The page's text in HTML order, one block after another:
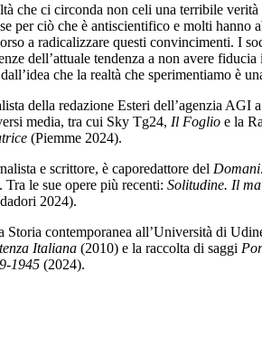
che ci circonda non celi una terribile
per ciò che è antiscientifico e molti
a radicalizzare questi convincimenti. I
dell’attuale tendenza a non avere
che la realtà che sperimentiamo è
della redazione Esteri dell’agenzia AGI
media, tra cui Sky Tg24, Il Foglio e la
(Piemme 2024).
e scrittore, è caporedattore del Domani
. Tra le sue opere più recenti: Solitudine. Il
2024).
Storia contemporanea all’Università di
Italiana (2010) e la raccolta di saggi
1945 (2024).